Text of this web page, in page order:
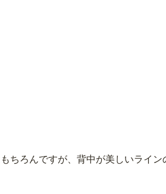
ちろんですが、背中が美しいライ